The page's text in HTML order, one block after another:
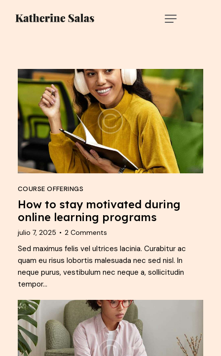
COURSE OFFERINGS
How to stay motivated during
online learning programs
julio 7, 2025 2 Comments
Sed maximus felis vel ultrices lacinia. Curabitur ac
quam eu risus lobortis malesuada nec sed nisl. In
neque purus, vestibulum nec neque a, sollicitudin
tempor…